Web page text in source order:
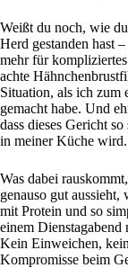
Weißt du noch, wie
Herd gestanden hast
mehr für
achte
Situation, als ich zum
gemacht habe. Und
dass dieses Gericht
in meiner Küche wird.
Was dabei
genauso gut
mit Protein und so
einem
Kein Einweichen,
Kompromisse beim